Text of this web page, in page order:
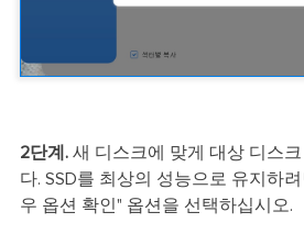
2단계.새 디스크에 맞게 대상 디스크
다. SSD를 최상의 성능으로 유지하
우 옵션 확인" 옵션을 선택하십시오.